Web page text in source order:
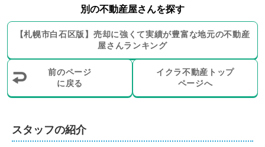
別の不動産屋さんを探す
【札幌市白石区版】 売却に強くて実績が豊富な地元の不動産
屋さんランキング
前のページ
に戻る
イクラ不動産トップ
ページへ
弊社では、仲介だけでなく買取やリースバックもお選び
いただけます。早急に現金化されたい方や、売却後も同
じ物件に住み続けたい方も安心してご相談ください。ま
た、投資物件や一棟ビル・マンションなどもお取り扱い
古い物件のリフォームや更地にするための解体工事、引
の魅力を伝えるホームステージングにも対応可能。さら
に、賃貸仲介も行っておりますので、ご売却後のお住ま
スタッフの紹介